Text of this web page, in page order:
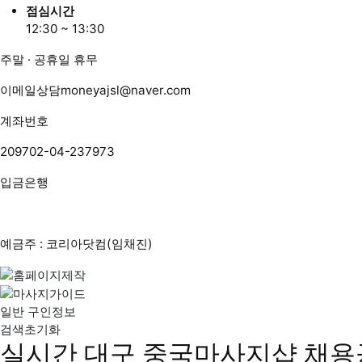
점심시간
12:30 ~ 13:30
주말 · 공휴일 휴무
이메일상담moneyajsl@naver.com
계좌번호
209702-04-237973
입금은행
예금주 : 코리아닷컴(임채진)
일반 구인정보
검색초기화
실시간 대구 중국마사지샵 채용